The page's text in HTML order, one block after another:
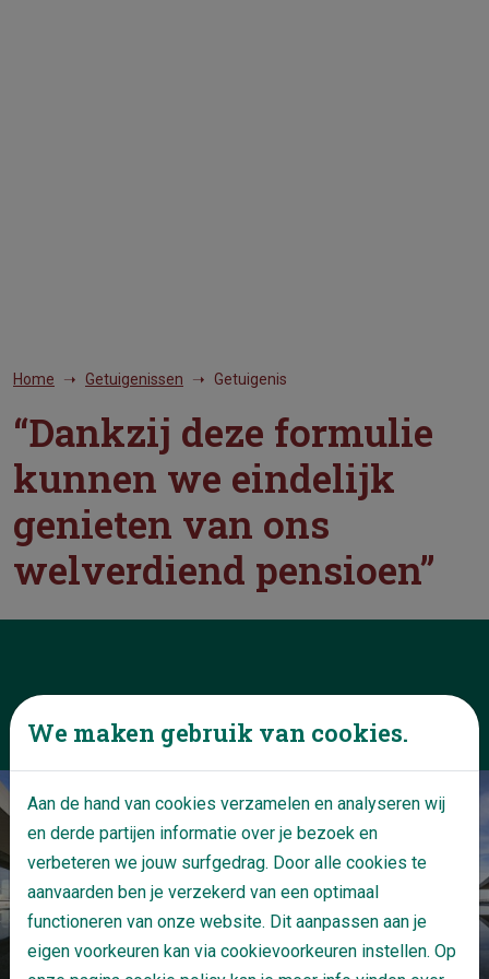
Home Getuigenissen Getuigenis
“Dankzij deze formulie
kunnen we eindelijk
genieten van ons
welverdiend pensioen”
Uit de praktijk
We maken gebruik van cookies.
Aan de hand van cookies verzamelen en analyseren wij
en derde partijen informatie over je bezoek en
verbeteren we jouw surfgedrag. Door alle cookies te
aanvaarden ben je verzekerd van een optimaal
functioneren van onze website. Dit aanpassen aan je
eigen voorkeuren kan via cookievoorkeuren instellen. Op